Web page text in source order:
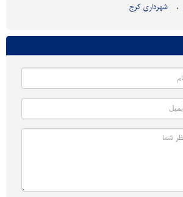
شهرداری کرج